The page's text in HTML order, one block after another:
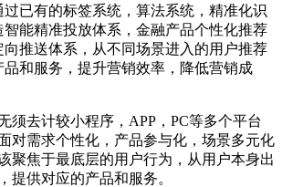
过已有的标签系统，算法系统，精准化识
智能精准投放体系，金融产品个性化推荐
向推送体系，从不同场景进入的用户推荐
品和服务，提升营销效率，降低营销成
须去计较小程序，APP，PC等多个平台
对需求个性化，产品参与化，场景多元化
聚焦于最底层的用户行为，从用户本身出
提供对应的产品和服务。